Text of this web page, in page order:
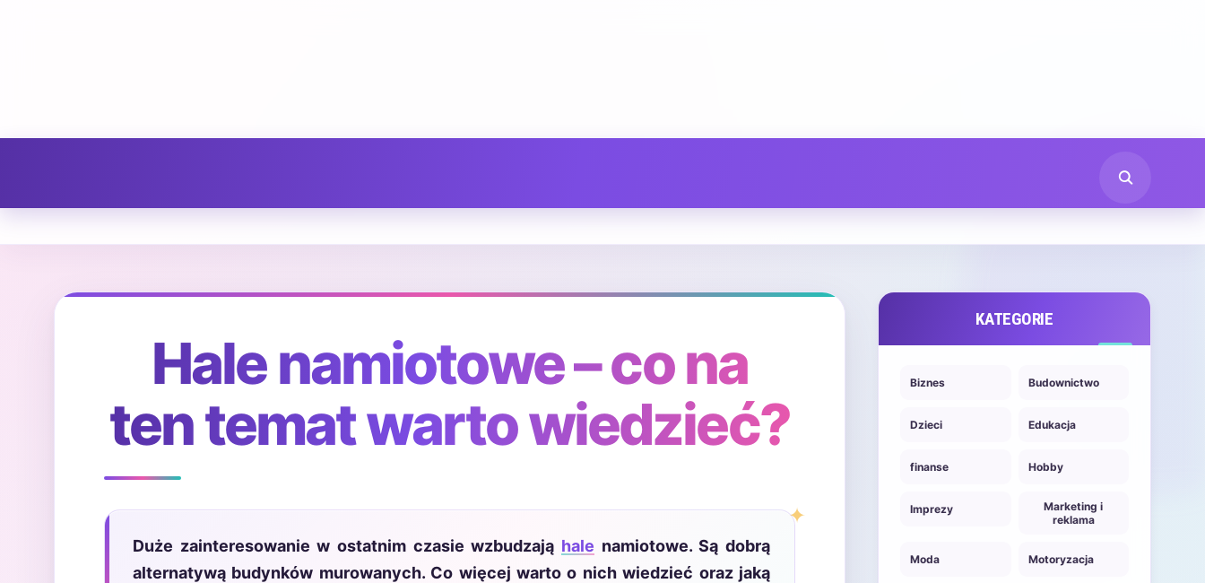
Hale namiotowe – co na
ten temat warto wiedzieć?
Duże zainteresowanie w ostatnim czasie wzbudzają hale namiotowe. Są dobrą
alternatywą budynków murowanych. Co więcej warto o nich wiedzieć oraz jaką
KATEGORIE
Biznes Budownictwo
Dzieci Edukacja
finanse Hobby
Imprezy
Marketing i
reklama
Moda Motoryzacja